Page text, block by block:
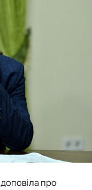
доповіла про